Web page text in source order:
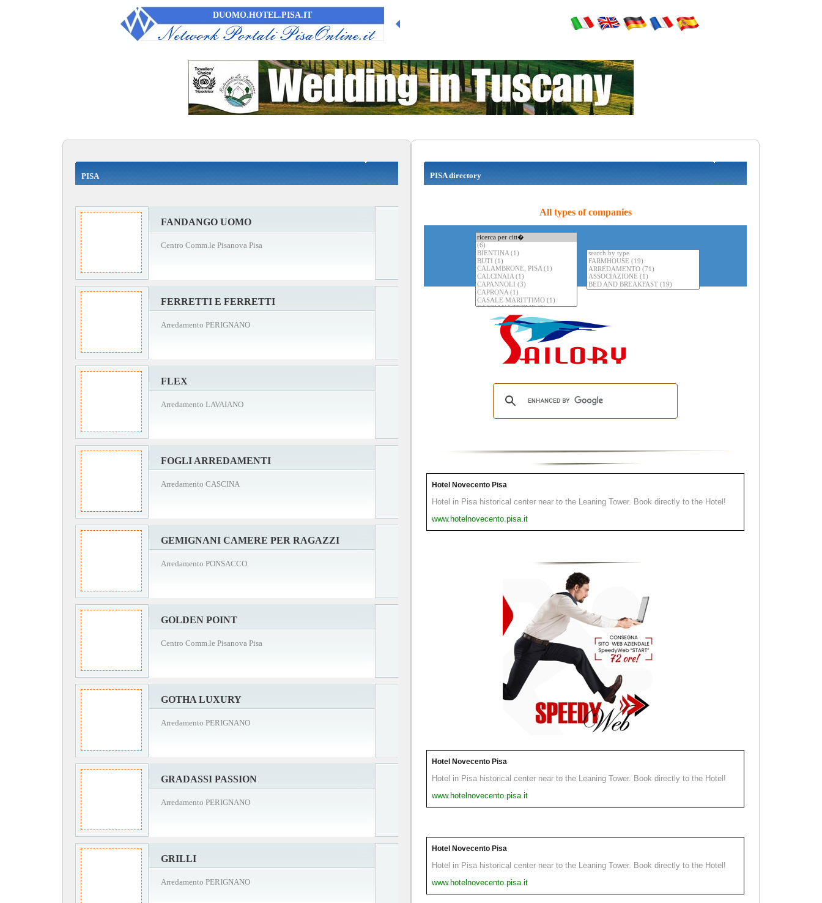
DUOMO.HOTEL.PISA.IT
PISA
FANDANGO UOMO
Centro Comm.le Pisanova Pisa
FERRETTI E FERRETTI
Arredamento PERIGNANO
FLEX
Arredamento LAVAIANO
FOGLI ARREDAMENTI
Arredamento CASCINA
GEMIGNANI CAMERE PER RAGAZZI
Arredamento PONSACCO
GOLDEN POINT
Centro Comm.le Pisanova Pisa
GOTHA LUXURY
Arredamento PERIGNANO
GRADASSI PASSION
Arredamento PERIGNANO
GRILLI
Arredamento PERIGNANO
PISA directory
All types of companies
Hotel Novecento Pisa
Hotel in Pisa historical center near to the Leaning Tower. Book directly to the Hotel!
www.hotelnovecento.pisa.it
Hotel Novecento Pisa
Hotel in Pisa historical center near to the Leaning Tower. Book directly to the Hotel!
www.hotelnovecento.pisa.it
Hotel Novecento Pisa
Hotel in Pisa historical center near to the Leaning Tower. Book directly to the Hotel!
www.hotelnovecento.pisa.it